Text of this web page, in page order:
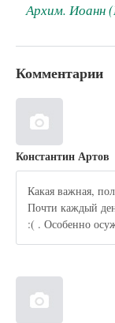
Архим. Иоанн
Комментарии
Константин Артов
Какая важная,
Почти каждый
:( . Особенно